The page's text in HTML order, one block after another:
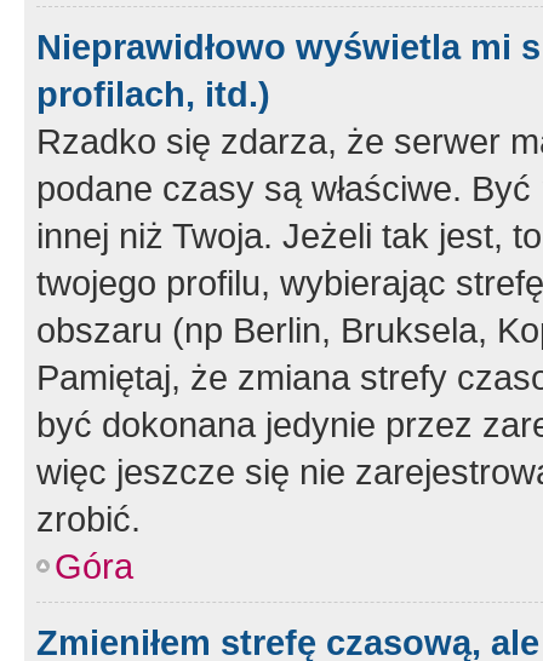
Nieprawidłowo wyświetla mi
profilach, itd.)
Rzadko się zdarza, że serwer
podane czasy są właściwe.
innej niż Twoja. Jeżeli tak jest,
twojego profilu, wybierając
obszaru (np Berlin, Bruksela,
Pamiętaj, że zmiana strefy
być dokonana jedynie przez
więc jeszcze się nie
zrobić.
Góra
Zmieniłem strefę czasową,